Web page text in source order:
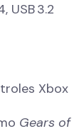
USB 3.2
Xbox
Gears of